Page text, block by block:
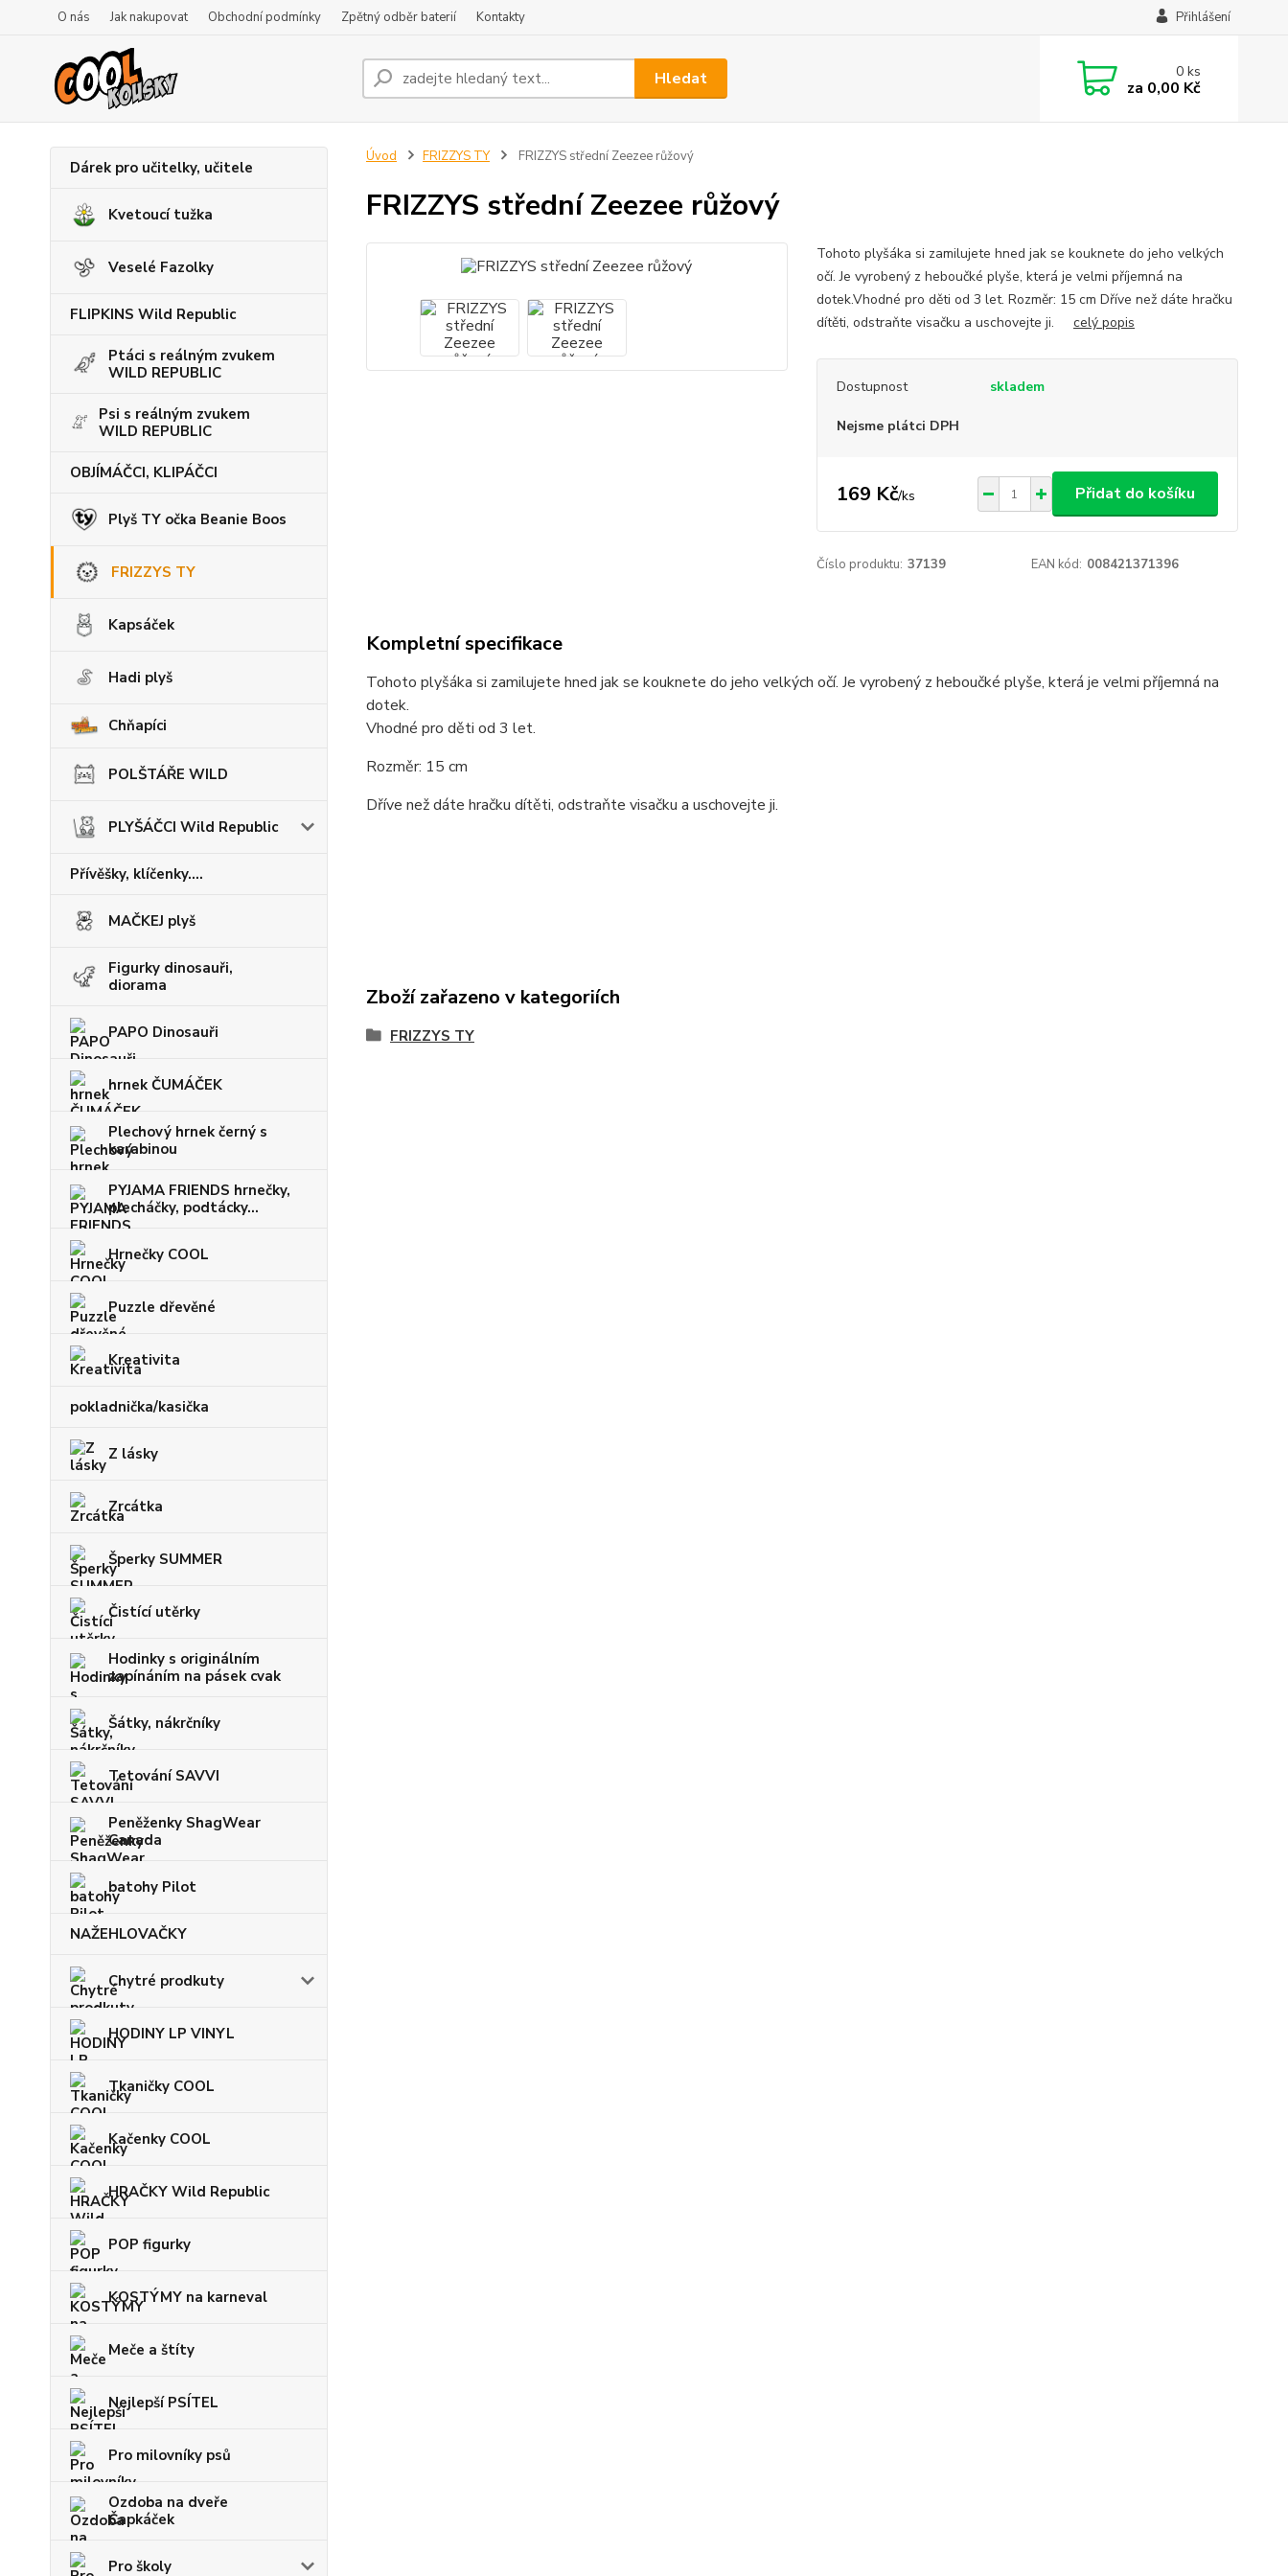
O nás Jak nakupovat Obchodní podmínky Zpětný odběr baterií Kontakty Přihlášení
Hledat 0ks
za 0,00 Kč
Dárek pro učitelky, učitele
Kvetoucí tužka
Veselé Fazolky
FLIPKINS Wild Republic
Ptáci s reálným zvukem
WILD REPUBLIC
Psi s reálným zvukem
WILD REPUBLIC
OBJÍMÁČCI, KLIPÁČCI
Plyš TY očka Beanie Boos
FRIZZYS TY
Kapsáček
Hadi plyš
Chňapíci
POLŠTÁŘE WILD
PLYŠÁČCI Wild Republic
Přívěšky, klíčenky....
MAČKEJ plyš
Figurky dinosauři,
diorama
PAPO Dinosauři
hrnek ČUMÁČEK
Plechový hrnek černý s
karabinou
PYJAMA FRIENDS hrnečky,
plecháčky, podtácky...
Hrnečky COOL
Puzzle dřevěné
Kreativita
pokladnička/kasička
Z lásky
Zrcátka
Šperky SUMMER
Čistící utěrky
Hodinky s originálním
zapínáním na pásek cvak
Šátky, nákrčníky
Tetování SAVVI
Peněženky ShagWear
Canada
batohy Pilot
NAŽEHLOVAČKY
Chytré prodkuty
HODINY LP VINYL
Tkaničky COOL
Kačenky COOL
HRAČKY Wild Republic
POP figurky
KOSTÝMY na karneval
Meče a štíty
Nejlepší PSÍTEL
Pro milovníky psů
Ozdoba na dveře
Čapkáček
Pro školy
Úvod FRIZZYS TY FRIZZYS střední Zeezee růžový
FRIZZYS střední Zeezee růžový
Tohoto plyšáka si zamilujete hned jak se kouknete do jeho velkých
očí. Je vyrobený z heboučké plyše, která je velmi příjemná na
dotek.Vhodné pro děti od 3 let. Rozměr: 15 cm Dříve než dáte hračku
dítěti, odstraňte visačku a uschovejte ji. celý popis
Dostupnost skladem
Nejsme plátci DPH
169 Kč/ks Přidat do košíku
Číslo produktu: 37139 EAN kód: 008421371396
Kompletní specifikace
Tohoto plyšáka si zamilujete hned jak se kouknete do jeho velkých očí. Je vyrobený z heboučké plyše, která je velmi příjemná na
dotek.
Vhodné pro děti od 3 let.
Rozměr: 15 cm
Dříve než dáte hračku dítěti, odstraňte visačku a uschovejte ji.
Zboží zařazeno v kategoriích
FRIZZYS TY